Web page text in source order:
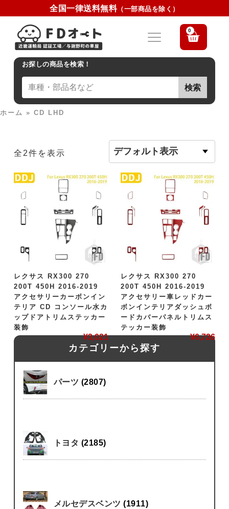
全国一律送料無料（一部商品を除く）
0
お探しの商品を検索！
検索
ホーム » CD LHD
カテゴリーから探す
パーツ (2807)
トヨタ (2185)
メルセデスベンツ(1911)
全2件を表示
レクサス RX300 270
200T 450H 2016-2019
アクセサリーカーボンイン
テリア CD コンソール水カ
ップドアトリムステッカー
装飾
¥3,021
レクサス RX300 270
200T 450H 2016-2019
アクセサリー車レッドカー
ボンインテリアダッシュボ
ードカバーパネルトリムス
テッカー装飾
¥6,726